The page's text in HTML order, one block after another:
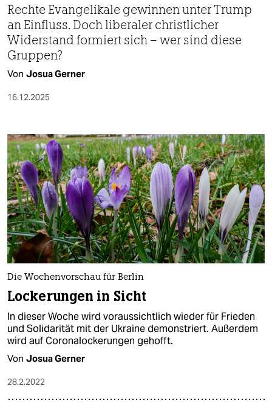
verlag
verlag
veranstaltungen
shop
fragen & hilfe
abo
genossenschaft
epaper login
Rechte Evangelikale gewinnen unter Trump
an Einfluss. Doch liberaler christlicher
Widerstand formiert sich – wer sind diese
Gruppen?
Von Josua Gerner
16.12.2025
Die Wochenvorschau für Berlin
Lockerungen in Sicht
In dieser Woche wird voraussichtlich wieder für Frieden
und Solidarität mit der Ukraine demonstriert. Außerdem
wird auf Coronalockerungen gehofft.
Von Josua Gerner
28.2.2022